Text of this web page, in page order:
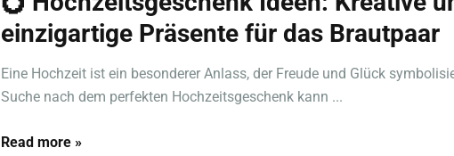
einzigartige Präsente für das Brautpaar
Eine Hochzeit ist ein besonderer Anlass, der Freude und Glück
Suche nach dem perfekten Hochzeitsgeschenk kann ...
Read more »